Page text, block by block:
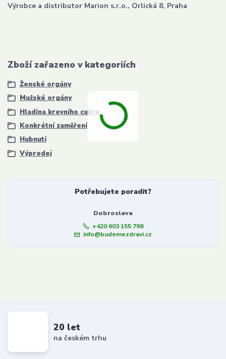
Výrobce a distributor Marion s.r.o., Orlická 8, Praha
Zboží zařazeno v kategoriích
Ženské orgány
Mužské orgány
Hladina krevního cukru
Konkrétní zaměření
Hubnutí
Výprodej
Potřebujete poradit?
Dobroslava
+420 603 155 798
info@budemezdravi.cz
20 let
na českém trhu